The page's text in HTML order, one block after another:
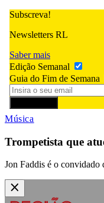
Subscreva!
Newsletters RL
Saber mais
Edição Semanal
Guia do Fim de Semana
Música
Trompetista que
Jon Faddis é o convidado